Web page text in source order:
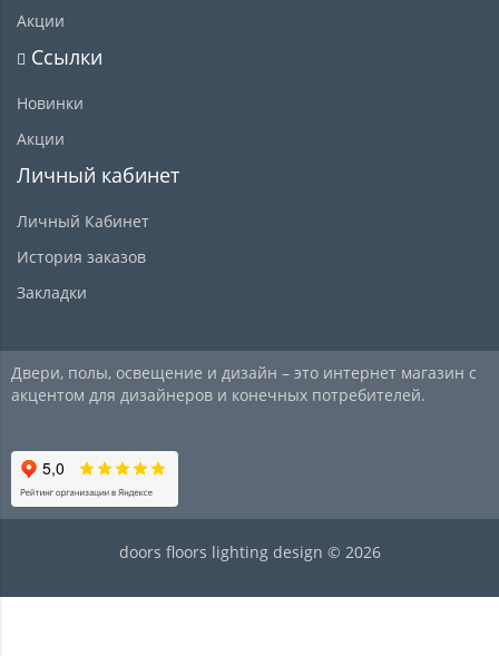
Акции
Ссылки
Новинки
Акции
Личный кабинет
Личный Кабинет
История заказов
Закладки
Двери, полы, освещение и дизайн – это интернет магазин с
акцентом для дизайнеров и конечных потребителей.
doors floors lighting design © 2026